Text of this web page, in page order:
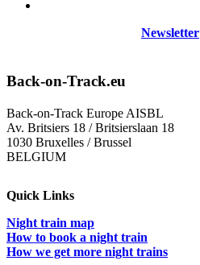
Newsletter
Back-on-Track.eu
Back-on-Track Europe AISBL
Av. Britsiers 18 / Britsierslaan 18
1030 Bruxelles / Brussel
BELGIUM
Quick Links
Night train map
How to book a night train
How we get more night trains